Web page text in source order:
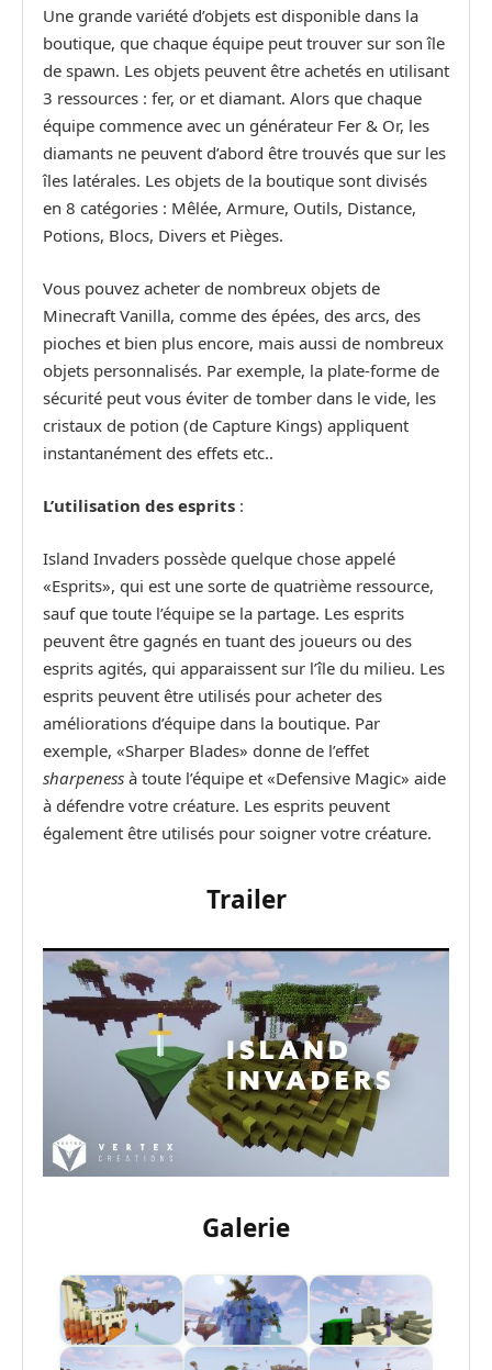
Une grande variété d’objets est disponible dans la
boutique, que chaque équipe peut trouver sur son île
de spawn. Les objets peuvent être achetés en utilisant
3 ressources : fer, or et diamant. Alors que chaque
équipe commence avec un générateur Fer & Or, les
diamants ne peuvent d’abord être trouvés que sur les
îles latérales. Les objets de la boutique sont divisés
en 8 catégories : Mêlée, Armure, Outils, Distance,
Potions, Blocs, Divers et Pièges.
Vous pouvez acheter de nombreux objets de
Minecraft Vanilla, comme des épées, des arcs, des
pioches et bien plus encore, mais aussi de nombreux
objets personnalisés. Par exemple, la plate-forme de
sécurité peut vous éviter de tomber dans le vide, les
cristaux de potion (de Capture Kings) appliquent
instantanément des effets etc..
L’utilisation des esprits :
Island Invaders possède quelque chose appelé
«Esprits», qui est une sorte de quatrième ressource,
sauf que toute l’équipe se la partage. Les esprits
peuvent être gagnés en tuant des joueurs ou des
esprits agités, qui apparaissent sur l’île du milieu. Les
esprits peuvent être utilisés pour acheter des
améliorations d’équipe dans la boutique. Par
exemple, «Sharper Blades» donne de l’effet
sharpeness à toute l’équipe et «Defensive Magic» aide
à défendre votre créature. Les esprits peuvent
également être utilisés pour soigner votre créature.
Trailer
Galerie